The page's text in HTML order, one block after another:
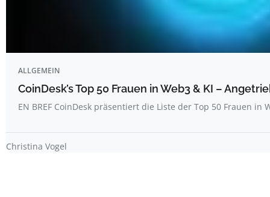
ALLGEMEIN
CoinDesk’s Top 50 Frauen in Web3 & KI –
EN BREF CoinDesk präsentiert die Liste der Top 50 Frauen in
Christina Vogel